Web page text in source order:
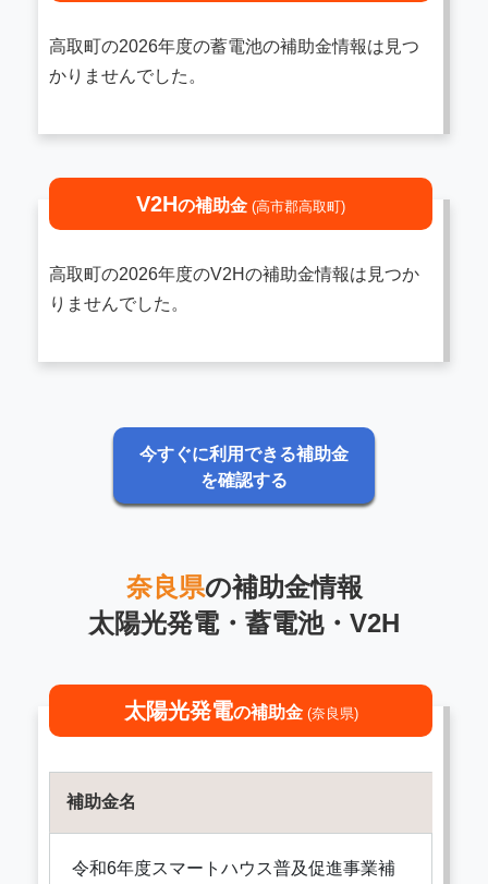
高取町の2026年度の蓄電池の補助金情報は見つ
かりませんでした。
V2Hの補助金 (高市郡高取町)
高取町の2026年度のV2Hの補助金情報は見つか
りませんでした。
今すぐに利用できる補助金
を確認する
奈良県の補助金情報
太陽光発電・蓄電池・V2H
太陽光発電の補助金 (奈良県)
補助金名
令和6年度スマートハウス普及促進事業補